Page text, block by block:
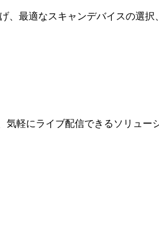
、最適なスキャンデバイスの選
軽にライブ配信できるソリュ